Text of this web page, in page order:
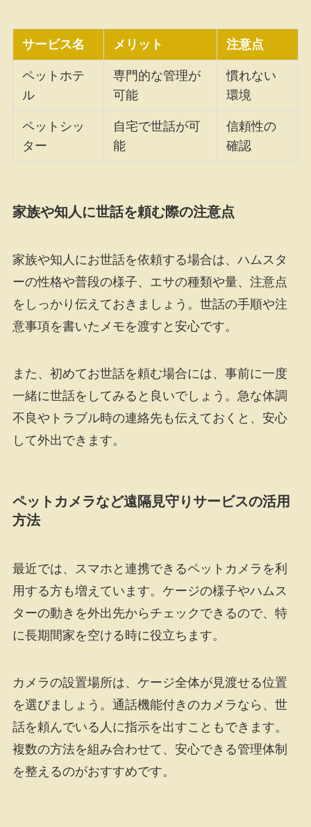
サービス名 メリット 注意点
ペットホテ
ル
専門的な管理が
可能
慣れない
環境
ペットシッ
ター
自宅で世話が可
能
信頼性の
確認
家族や知人に世話を頼む際の注意点
家族や知人にお世話を依頼する場合は、ハムスタ
ーの性格や普段の様子、エサの種類や量、注意点
をしっかり伝えておきましょう。世話の手順や注
意事項を書いたメモを渡すと安心です。
また、初めてお世話を頼む場合には、事前に一度
一緒に世話をしてみると良いでしょう。急な体調
不良やトラブル時の連絡先も伝えておくと、安心
して外出できます。
ペットカメラなど遠隔見守りサービスの活用
方法
最近では、スマホと連携できるペットカメラを利
用する方も増えています。ケージの様子やハムス
ターの動きを外出先からチェックできるので、特
に長期間家を空ける時に役立ちます。
カメラの設置場所は、ケージ全体が見渡せる位置
を選びましょう。通話機能付きのカメラなら、世
話を頼んでいる人に指示を出すこともできます。
複数の方法を組み合わせて、安心できる管理体制
を整えるのがおすすめです。